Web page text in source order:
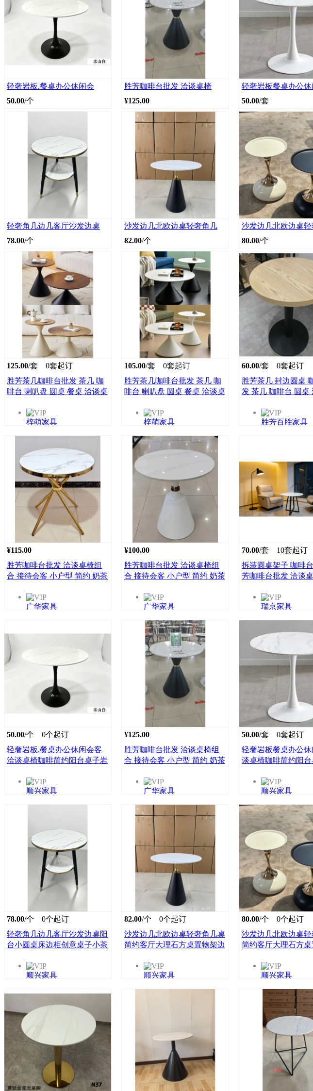
轻奢岩板.餐桌办公休闲会
50.00/个
胜芳咖啡台批发 洽谈桌椅
¥125.00
轻奢岩板餐桌办公休
50.00/套
轻奢角几边几客厅沙发边桌
78.00/个
沙发边几北欧边桌轻奢角几
82.00/个
沙发边几北欧边桌
80.00/个
125.00/套 0套起订
胜芳茶几咖啡台批发 茶几 咖
啡台 喇叭盘 圆桌 餐桌 洽谈桌
梓萌家具
105.00/套 0套起订
胜芳茶几咖啡台批发 茶几 咖
啡台 喇叭盘 圆桌 餐桌 洽谈桌
梓萌家具
60.00/套 0套起订
胜芳茶几 封边圆桌
发 茶几 咖啡台 圆桌
胜芳百胜家具
¥115.00
胜芳咖啡台批发 洽谈桌椅组
合 接待会客 小户型 简约 奶茶
桌 广华家具批发
广华家具
¥100.00
胜芳咖啡台批发 洽谈桌椅组
合 接待会客 小户型 简约 奶茶
桌 广华家具批发
广华家具
70.00/套 10套起订
拆装圆桌架子 咖啡
芳咖啡台批发 洽谈
简易咖啡台 办公咖
咖啡台 瑞京家具
瑞京家具
50.00/个 0个起订
轻奢岩板.餐桌办公休闲会客
洽谈桌椅咖啡简约阳台桌子岩
顺兴家具
¥125.00
胜芳咖啡台批发 洽谈桌椅组
合 接待会客 小户型 简约 奶茶
桌 广华家具批发
广华家具
50.00/套 0套起订
轻奢岩板餐桌办公
谈桌椅咖啡简约阳台
顺兴家具
78.00/个 0个起订
轻奢角几边几客厅沙发边桌阳
台小圆桌床边柜创意桌子小茶
顺兴家具
82.00/个 0个起订
沙发边几北欧边桌轻奢角几桌
简约客厅大理石方桌置物架边
顺兴家具
80.00/个 0个起订
沙发边几北欧边桌
简约客厅大理石方桌
顺兴家具